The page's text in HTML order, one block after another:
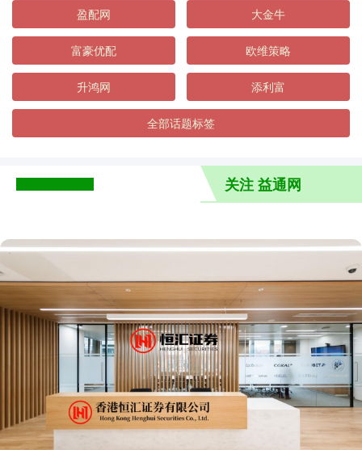
盈配网 大金牛
富豪优配 欧维策略
升鸿网 添利富
全部话题标签
关注 益通网